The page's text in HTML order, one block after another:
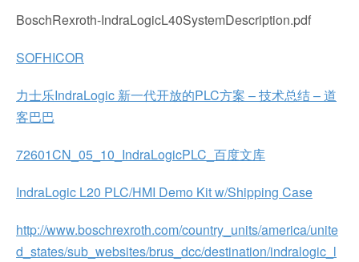
BoschRexroth-IndraLogicL40SystemDescription.pdf
SOFHICOR
力士乐IndraLogic 新一代开放的PLC方案 – 技术总结 – 道
客巴巴
72601CN_05_10_IndraLogicPLC_百度文库
IndraLogic L20 PLC/HMI Demo Kit w/Shipping Case
http://www.boschrexroth.com/country_units/america/unite
d_states/sub_websites/brus_dcc/destination/indralogic_l